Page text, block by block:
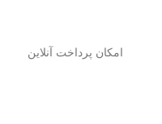
امکان پرداخت آنلاین